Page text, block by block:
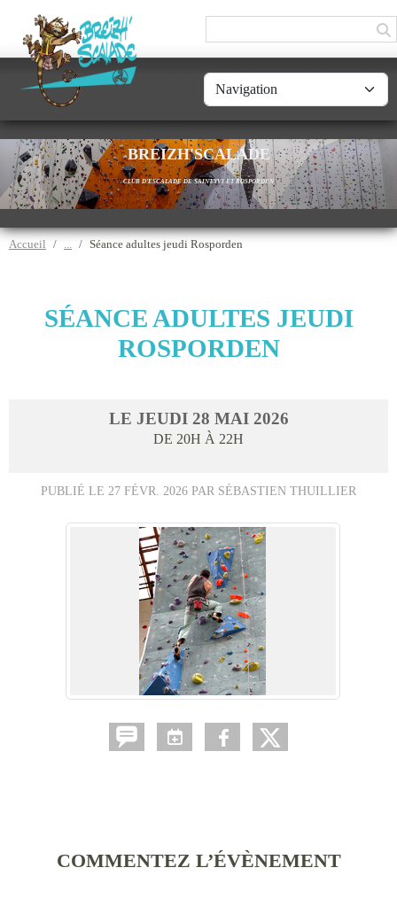
BREIZH'SCALADE
CLUB D'ESCALADE DE SAINT-YVI ET ROSPORDEN
Accueil Séance adultes jeudi Rosporden
SÉANCE ADULTES JEUDI
ROSPORDEN
LE JEUDI 28 MAI 2026
DE 20H À 22H
PUBLIÉ LE 27 FÉVR. 2026 PAR SÉBASTIEN THUILLIER
COMMENTEZ L’ÉVÈNEMENT